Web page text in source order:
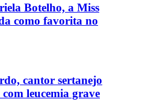
Botelho, a Miss
como favorita no
cantor sertanejo
leucemia grave